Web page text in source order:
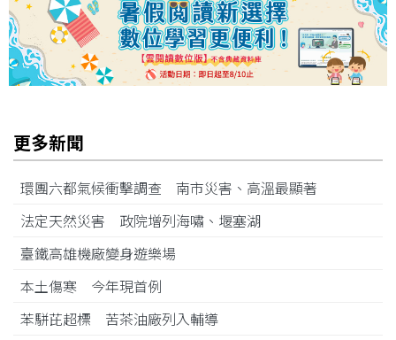
更多新聞
環團六都氣候衝擊調查 南市災害、高溫最顯著
法定天然災害 政院增列海嘯、堰塞湖
臺鐵高雄機廠變身遊樂場
本土傷寒 今年現首例
苯駢芘超標 苦茶油廠列入輔導